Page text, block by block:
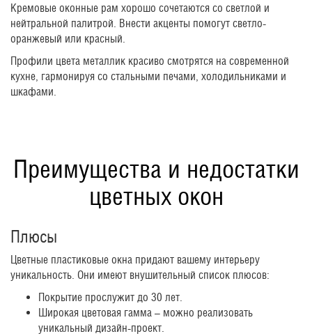
Кремовые оконные рам хорошо сочетаются со светлой и
нейтральной палитрой. Внести акценты помогут светло-
оранжевый или красный.
Профили цвета металлик красиво смотрятся на современной
кухне, гармонируя со стальными печами, холодильниками и
шкафами.
Преимущества и недостатки
цветных окон
Плюсы
Цветные пластиковые окна придают вашему интерьеру
уникальность. Они имеют внушительный список плюсов:
Покрытие прослужит до 30 лет.
Широкая цветовая гамма – можно реализовать
уникальный дизайн-проект.